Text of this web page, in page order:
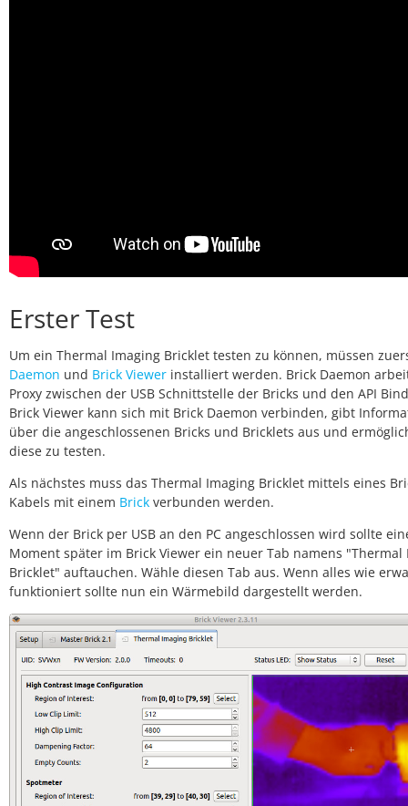
Erster Test
Um ein Thermal Imaging Bricklet testen zu können, müssen
Daemon und Brick Viewer installiert werden. Brick Daemon
Proxy zwischen der USB Schnittstelle der Bricks und den API
Brick Viewer kann sich mit Brick Daemon verbinden, gibt
über die angeschlossenen Bricks und Bricklets aus und
diese zu testen.
Als nächstes muss das Thermal Imaging Bricklet mittels eines
Kabels mit einem Brick verbunden werden.
Wenn der Brick per USB an den PC angeschlossen wird sollte
Moment später im Brick Viewer ein neuer Tab namens "Thermal
Bricklet" auftauchen. Wähle diesen Tab aus. Wenn alles wie
funktioniert sollte nun ein Wärmebild dargestellt werden.